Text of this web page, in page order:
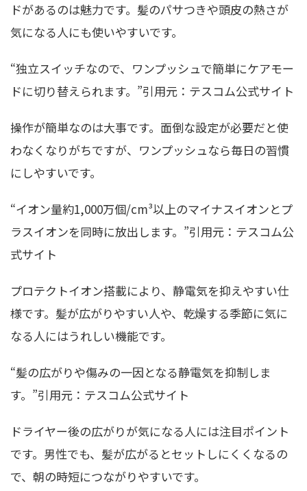
ドがあるのは魅力です。髪のパサつきや頭皮の熱さが
気になる人にも使いやすいです。
“独立スイッチなので、ワンプッシュで簡単にケアモー
ドに切り替えられます。”引用元：テスコム公式サイト
操作が簡単なのは大事です。面倒な設定が必要だと使
わなくなりがちですが、ワンプッシュなら毎日の習慣
にしやすいです。
“イオン量約1,000万個/cm³以上のマイナスイオンとプ
ラスイオンを同時に放出します。”引用元：テスコム公
式サイト
プロテクトイオン搭載により、静電気を抑えやすい仕
様です。髪が広がりやすい人や、乾燥する季節に気に
なる人にはうれしい機能です。
“髪の広がりや傷みの一因となる静電気を抑制しま
す。”引用元：テスコム公式サイト
ドライヤー後の広がりが気になる人には注目ポイント
です。男性でも、髪が広がるとセットしにくくなるの
で、朝の時短につながりやすいです。